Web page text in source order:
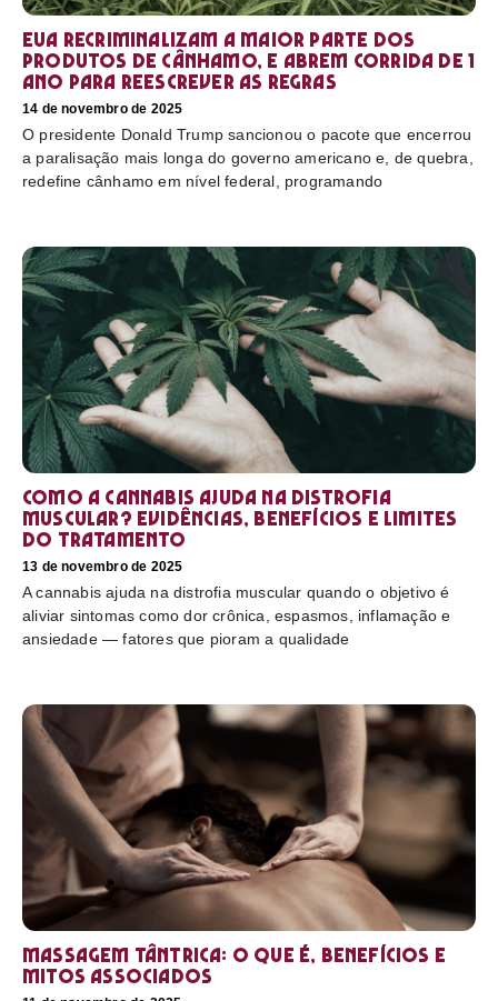
EUA recriminalizam a maior parte dos
produtos de cânhamo, e abrem corrida de 1
ano para reescrever as regras
14 de novembro de 2025
O presidente Donald Trump sancionou o pacote que encerrou
a paralisação mais longa do governo americano e, de quebra,
redefine cânhamo em nível federal, programando
Como a cannabis ajuda na distrofia
muscular? Evidências, benefícios e limites
do tratamento
13 de novembro de 2025
A cannabis ajuda na distrofia muscular quando o objetivo é
aliviar sintomas como dor crônica, espasmos, inflamação e
ansiedade — fatores que pioram a qualidade
Massagem tântrica: o que é, benefícios e
mitos associados